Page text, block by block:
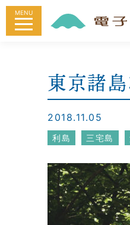
MENU
東京諸
2018.11.05
利島 三宅島